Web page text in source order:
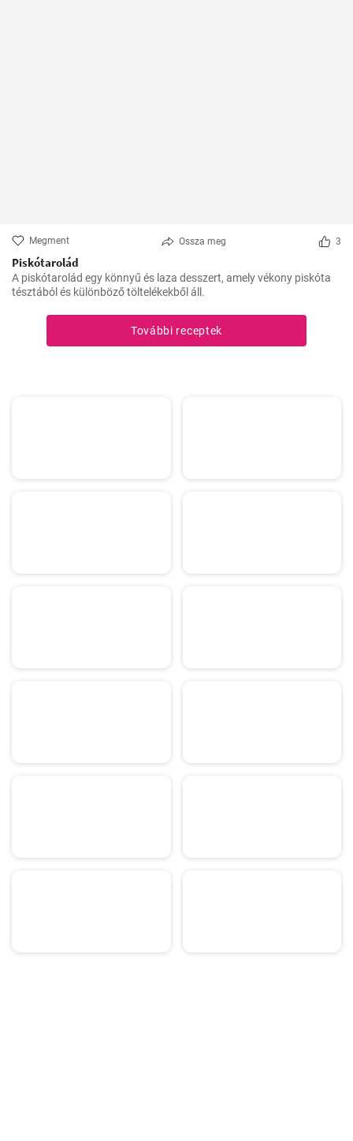
Megment Ossza meg 3
Piskótarolád
A piskótarolád egy könnyű és laza desszert, amely vékony piskóta
tésztából és különböző töltelékekből áll.
További receptek